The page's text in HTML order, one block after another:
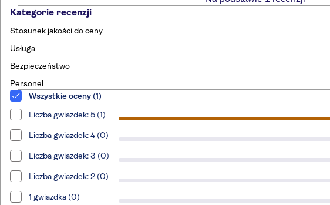
Kategorie recenzji
Stosunek jakości do ceny
Usługa
Bezpieczeństwo
Personel
Wszystkie oceny (1)
Liczba gwiazdek: 5 (1)
Liczba gwiazdek: 4 (0)
Liczba gwiazdek: 3 (0)
Liczba gwiazdek: 2 (0)
1 gwiazdka (0)